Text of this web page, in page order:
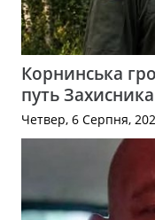
Корнинська
путь
Четвер, 6 Серпня,